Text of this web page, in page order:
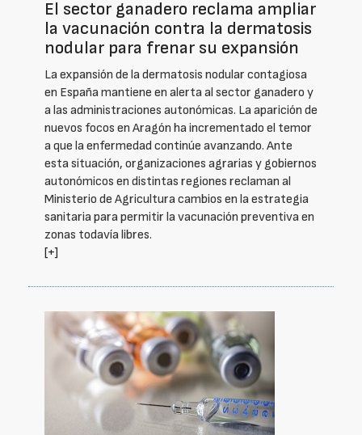
El sector ganadero reclama ampliar
la vacunación contra la dermatosis
nodular para frenar su expansión
La expansión de la dermatosis nodular contagiosa
en España mantiene en alerta al sector ganadero y
a las administraciones autonómicas. La aparición de
nuevos focos en Aragón ha incrementado el temor
a que la enfermedad continúe avanzando. Ante
esta situación, organizaciones agrarias y gobiernos
autonómicos en distintas regiones reclaman al
Ministerio de Agricultura cambios en la estrategia
sanitaria para permitir la vacunación preventiva en
zonas todavía libres.
[+]